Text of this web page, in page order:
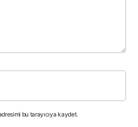
bu tarayıcıya kaydet.